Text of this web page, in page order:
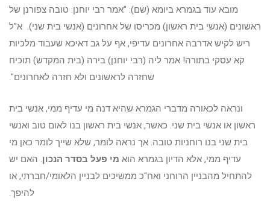
מובא עוד בגמרא ביומא (שם): "אמר רבי יוחנן: טובה צפורנן של
ראשונים (אנשי בית ראשון) מכריסו של אחרונים (אנשי בית שני). א"ל
ריש לקיש אדרבה אחרונים עדיפי, אף על גב דאיכא שעבוד מלכיות
קא עסקי בתורה! אמר ליה (רבי יוחנן) בירה (בית המקדש) תוכיח
שחזרה לראשונים ולא חזרה לאחרונים".
ונראה לכאורה מדברי הגמרא שהיא דנה מי עדיף ממי, אנשי בית
ראשון או אנשי בית שני. כאשר, אנשי בית ראשון בנו לאום טוב ואנשי
בית שני בנו רוחניות טובה. אך נראה לומר, שלא שייך לומר כאן מי
עדיף ממי, אלא הדיון בגמרא הוא מי פעל בסדר הנכון. האם יש
להתחיל מהבניין הרוחני ואח"כ ממשיכים לבניין הלאומי/חברתי, או
להיפך.